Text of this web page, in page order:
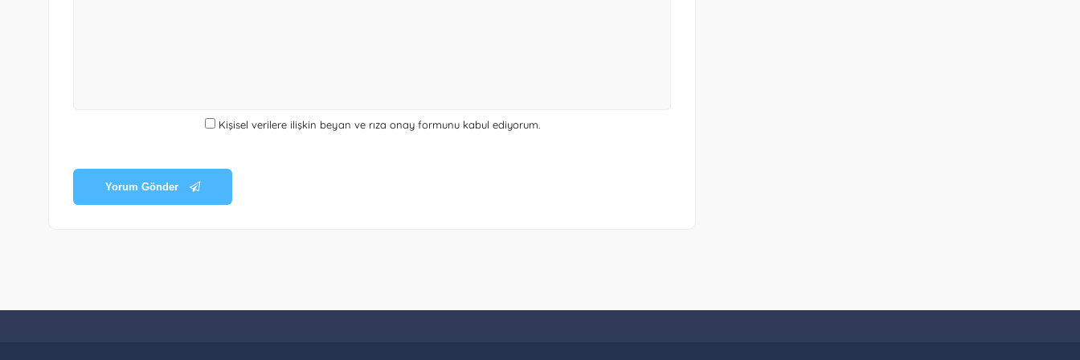
Kişisel verilere ilişkin beyan ve rıza onay formunukabul ediyorum.
Yorum Gönder